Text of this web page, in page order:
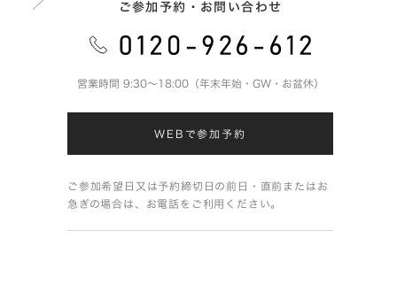
ご参加予約・お問い合わせ
営業時間 9:30～18:00（年末年始・GW・お盆休）
WEBで参加予約
ご参加希望日又は予約締切日の前日・直前またはお
急ぎの場合は、お電話をご利用ください。